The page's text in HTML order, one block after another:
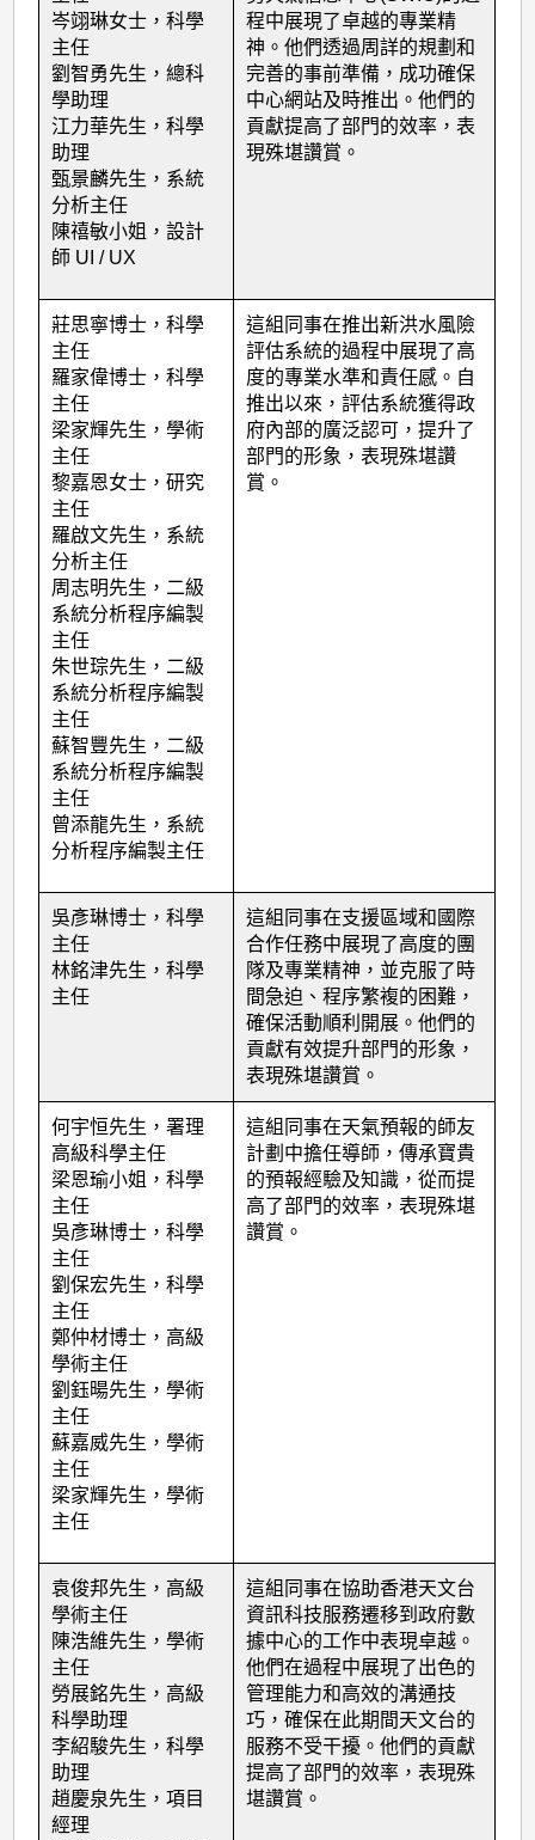
岑翊琳女士，科學
主任
劉智勇先生，總科
學助理
江力華先生，科學
助理
甄景麟先生，系統
分析主任
陳禧敏小姐，設計
師 UI / UX
程中展現了卓越的專業精
神。他們透過周詳的規劃和
完善的事前準備，成功確保
中心網站及時推出。他們的
貢獻提高了部門的效率，表
現殊堪讚賞。
莊思寧博士，科學
主任
羅家偉博士，科學
主任
梁家輝先生，學術
主任
黎嘉恩女士，研究
主任
羅啟文先生，系統
分析主任
周志明先生，二級
系統分析程序編製
主任
朱世琮先生，二級
系統分析程序編製
主任
蘇智豐先生，二級
系統分析程序編製
主任
曾添龍先生，系統
分析程序編製主任
這組同事在推出新洪水風險
評估系統的過程中展現了高
度的專業水準和責任感。自
推出以來，評估系統獲得政
府內部的廣泛認可，提升了
部門的形象，表現殊堪讚
賞。
吳彥琳博士，科學
主任
林銘津先生，科學
主任
這組同事在支援區域和國際
合作任務中展現了高度的團
隊及專業精神，並克服了時
間急迫、程序繁複的困難，
確保活動順利開展。他們的
貢獻有效提升部門的形象，
表現殊堪讚賞。
何宇恒先生，署理
高級科學主任
梁恩瑜小姐，科學
主任
吳彥琳博士，科學
主任
劉保宏先生，科學
主任
鄭仲材博士，高級
學術主任
劉鈺暘先生，學術
主任
蘇嘉威先生，學術
主任
梁家輝先生，學術
主任
這組同事在天氣預報的師友
計劃中擔任導師，傳承寶貴
的預報經驗及知識，從而提
高了部門的效率，表現殊堪
讚賞。
袁俊邦先生，高級
學術主任
陳浩維先生，學術
主任
勞展銘先生，高級
科學助理
李紹駿先生，科學
助理
趙慶泉先生，項目
經理
這組同事在協助香港天文台
資訊科技服務遷移到政府數
據中心的工作中表現卓越。
他們在過程中展現了出色的
管理能力和高效的溝通技
巧，確保在此期間天文台的
服務不受干擾。他們的貢獻
提高了部門的效率，表現殊
堪讚賞。